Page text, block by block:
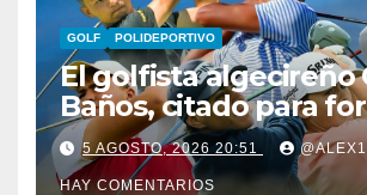
GOLF POLIDEPORTIVO
El golfista algecireño
Baños, citado para
parte del equipo
el Jacques Léglise
5 AGOSTO, 2026 20:51 @ALEX1
HAY COMENTARIOS